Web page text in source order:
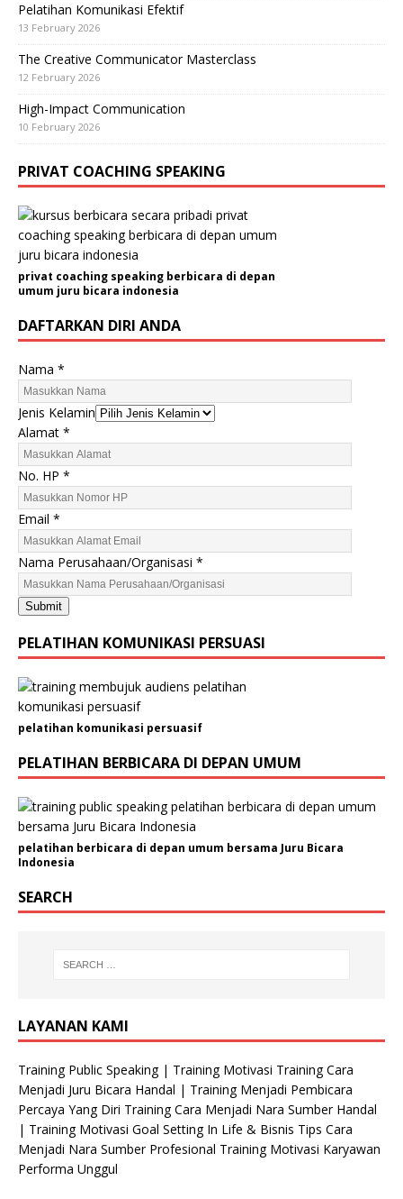
Pelatihan Komunikasi Efektif
13 February 2026
The Creative Communicator Masterclass
12 February 2026
High-Impact Communication
10 February 2026
PRIVAT COACHING SPEAKING
privat coaching speaking berbicara di depan
umum juru bicara indonesia
DAFTARKAN DIRI ANDA
Nama *
Jenis Kelamin
H
P
N
a
m
a
K
e
l
a
i
Alamat *
No. HP *
Email *
Nama Perusahaan/Organisasi *
Submit
PELATIHAN KOMUNIKASI PERSUASI
pelatihan komunikasi persuasif
PELATIHAN BERBICARA DI DEPAN UMUM
pelatihan berbicara di depan umum bersama Juru Bicara
Indonesia
SEARCH
LAYANAN KAMI
Training Public Speaking | Training Motivasi Training Cara
Menjadi Juru Bicara Handal | Training Menjadi Pembicara
Percaya Yang Diri Training Cara Menjadi Nara Sumber Handal
| Training Motivasi Goal Setting In Life & Bisnis Tips Cara
Menjadi Nara Sumber Profesional Training Motivasi Karyawan
Performa Unggul